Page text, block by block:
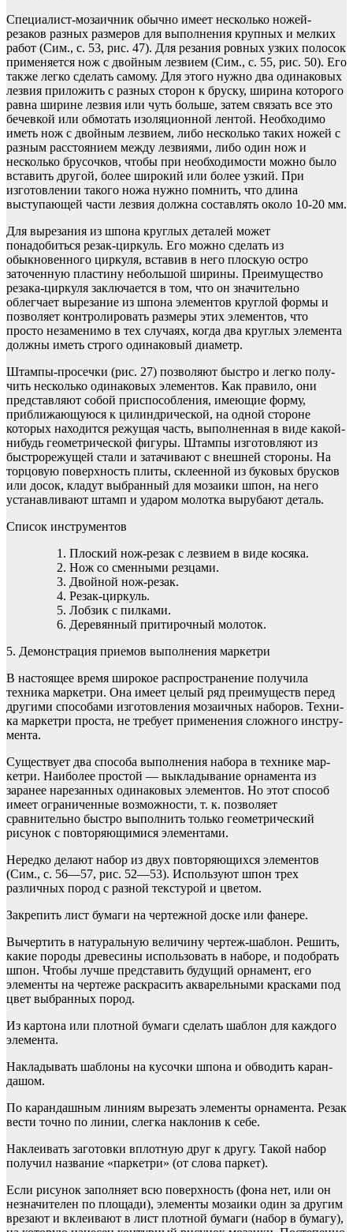
Специалист-мозаичник обычно имеет несколько ножей-
резаков разных размеров для выполнения крупных и мелких
работ (Сим., с. 53, рис. 47). Для резания ровных узких полосок
приме­няется нож с двойным лезвием (Сим., с. 55, рис. 50). Его
также легко сделать самому. Для этого нужно два одинаковых
лезвия приложить с разных сторон к бруску, ширина которого
равна ши­рине лезвия или чуть больше, затем связать все это
бечевкой или обмотать изоляционной лентой. Необходимо
иметь нож с двой­ным лезвием, либо несколько таких ножей с
разным расстоянием между лезвиями, либо один нож и
несколько брусочков, чтобы при необходимости можно было
вставить другой, более широкий или более узкий. При
изготовлении такого ножа нужно помнить, что длина
выступающей части лезвия должна составлять около 10-20 мм.
Для вырезания из шпона круглых деталей может
понадобиться резак-циркуль. Его можно сделать из
обыкновенного циркуля, вставив в него плоскую остро
заточенную пластину небольшой ширины. Преимущество
резака-циркуля заключается в том, что он значительно
облегчает вырезание из шпона элементов круг­лой формы и
позволяет контролировать размеры этих элементов, что
просто незаменимо в тех случаях, когда два круглых элемента
должны иметь строго одинаковый диаметр.
Штампы-просечки (рис. 27) позволяют быстро и легко полу­
чить несколько одинаковых элементов. Как правило, они
пред­ставляют собой приспособления, имеющие форму,
приближающуюся к цилиндрической, на одной стороне
которых находится режущая часть, выполненная в виде какой-
нибудь геометрической фигуры. Штампы изготовляют из
быстрорежущей ста­ли и затачивают с внешней стороны. На
торцовую поверхность плиты, склеенной из буковых брусков
или досок, кладут выбранный для мо­заики шпон, на него
устанавливают штамп и ударом молотка вырубают деталь.
Список инструментов
Плоский нож-резак с лезвием в виде косяка.
Нож со сменными резцами.
Двойной нож-резак.
Резак-циркуль.
Лобзик с пилками.
Деревянный притирочный молоток.
5. Демонстрация приемов выполнения маркетри
В настоящее время широкое распространение получила
техника маркетри. Она имеет целый ряд преимуществ перед
другими способами изготовления мозаичных наборов. Техни­
ка маркетри проста, не требует применения сложного инстру­
мента.
Существует два способа выполнения набора в технике мар­
кетри. Наиболее простой — выкладывание орнамента из
заранее нарезанных одинаковых элементов. Но этот способ
имеет огра­ниченные возможности, т. к. позволяет
сравнительно быстро выполнить только геометрический
рисунок с повторяющимися элементами.
Нередко делают набор из двух повторяющихся элементов
(Сим., с. 56—57, рис. 52—53). Используют шпон трех
различных пород с разной текстурой и цветом.
Закрепить лист бумаги на чертежной доске или фанере.
Вычертить в натуральную величину чертеж-шаблон. Решить,
какие породы древесины использовать в наборе, и подобрать
шпон. Чтобы лучше представить будущий орнамент, его
элемен­ты на чертеже раскрасить акварельными красками под
цвет вы­бранных пород.
Из картона или плотной бумаги сделать шаблон для каждого
элемента.
Накладывать шаблоны на кусочки шпона и обводить каран­
дашом.
По карандашным линиям вырезать элементы орнамента. Ре­зак
вести точно по линии, слегка наклонив к себе.
Наклеивать заготовки вплотную друг к другу. Такой набор
получил название «паркетри» (от слова паркет).
Если рисунок заполняет всю поверхность (фона нет, или он
незначителен по площади), элементы мозаики один за другим
врезают и вклеивают в лист плотной бумаги (набор в бумагу),